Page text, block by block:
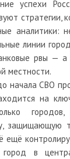
успехи
стратегии,
аналитики:
линии
рвы — а
местности.
начала СВО
на
защищающую
ещё
в